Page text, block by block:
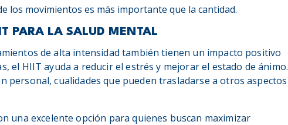
los movimientos es más importante que la cantidad.
PARA LA SALUD MENTAL
de alta intensidad también tienen un impacto positivo
el HIIT ayuda a reducir el estrés y mejorar el estado de ánimo.
personal, cualidades que pueden trasladarse a otros aspectos
una excelente opción para quienes buscan maximizar